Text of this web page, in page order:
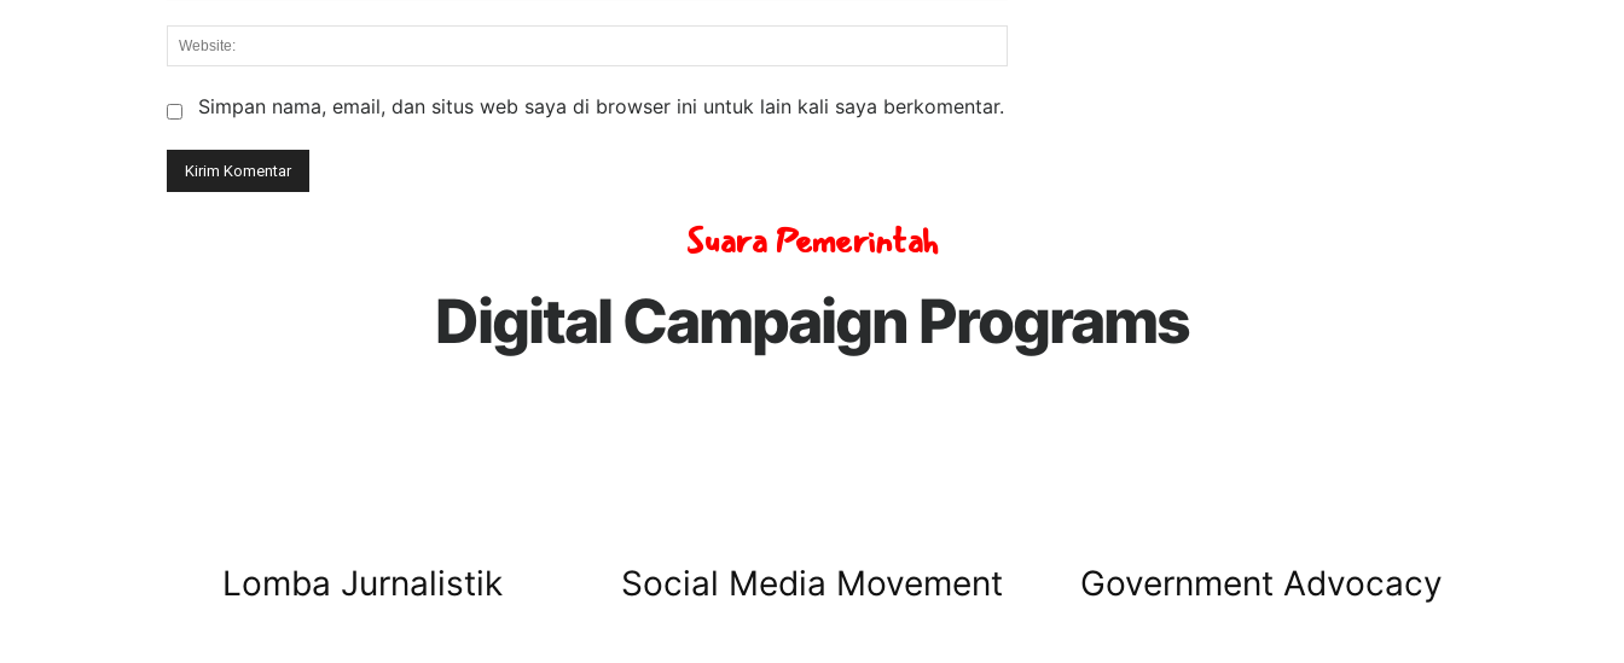
Simpan nama, email, dan situs web saya di browser ini untuk lain kali saya berkomentar.
Suara Pemerintah
Digital Campaign Programs
Lomba Jurnalistik Social Media Movement Government Advocacy